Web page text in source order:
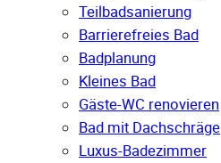
Teilbadsanierung
Barrierefreies Bad
Badplanung
Kleines Bad
Gäste-WC renovieren
Bad mit Dachschräge
Luxus-Badezimmer